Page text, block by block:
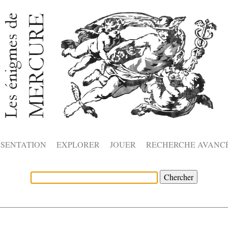
EXPLORER JOUER RECHERCHE